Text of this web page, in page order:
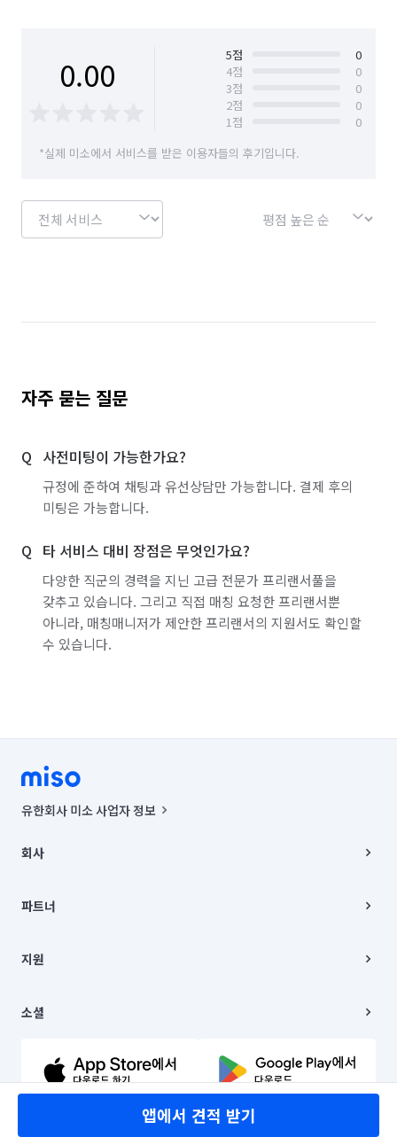
0.00 5점
0
4점
0
3점
0
2점
0
1점
0
*실제 미소에서 서비스를 받은 이용자들의 후기입니다.
자주 묻는 질문
사전미팅이 가능한가요?
규정에 준하여 채팅과 유선상담만 가능합니다. 결제 후의
미팅은 가능합니다.
타 서비스 대비 장점은 무엇인가요?
다양한 직군의 경력을 지닌 고급 전문가 프리랜서풀을
갖추고 있습니다. 그리고 직접 매칭 요청한 프리랜서뿐
아니라, 매칭매니저가 제안한 프리랜서의 지원서도 확인할
수 있습니다.
앱에서 견적 받기
유한회사 미소 사업자 정보
00019 |
주소 | 본사: 서울특별시 종로구 율곡로 6(중학동, 트윈트리빌딩) B동 5층
컨택센터 : 서울특별시 종로구 수송동 율곡로 24, 7층, 8층 미소
상품, 상품정보, 거래에 관한 의무와 책임은 거래당사자에게 있습니다.
언론 보도 관련 문의:
© 유한회사 미소. Miso, Inc. All Rights Reserved.
회사
채용
파트너
이사
지원
이용약관
문의하기
소셜
유튜브